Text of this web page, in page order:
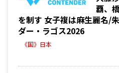
覇、
を制す 女子複は麻生麗名/
ダー・ラゴス2026
《国》日本